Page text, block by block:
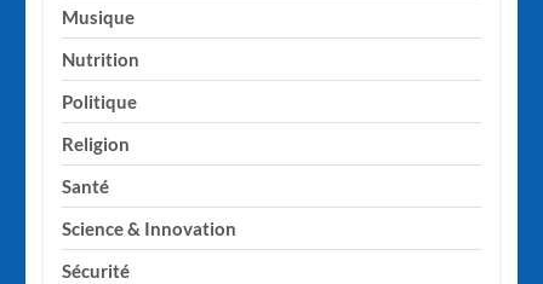
Musique
Nutrition
Politique
Religion
Santé
Science & Innovation
Sécurité